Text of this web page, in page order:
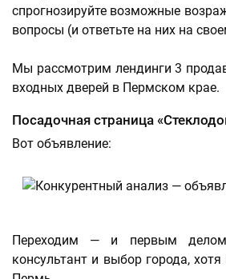
спрогнозируйте возможные
вопросы (и ответьте на них на
Мы рассмотрим лендинги 3
входных дверей в Пермском крае.
Посадочная страница
Вот объявление:
Переходим — и первым
консультант и выбор города,